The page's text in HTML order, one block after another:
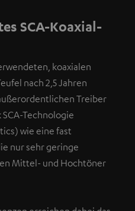
SCA-Koaxial-
koaxialen
nach 2,5 Jahren
Treiber
Technologie
wie eine fast
nur sehr geringe
Mittel- und Hochtöner